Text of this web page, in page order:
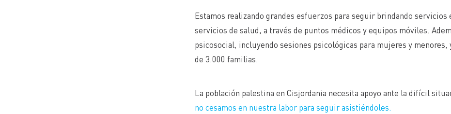
Estamos realizando grandes esfuerzos para seguir brindando
servicios de salud, a través de puntos médicos y equipos móviles.
psicosocial, incluyendo sesiones psicológicas para mujeres y
de 3.000 familias.
La población palestina en Cisjordania necesita apoyo ante la difícil
no cesamos en nuestra labor para seguir asistiéndoles.